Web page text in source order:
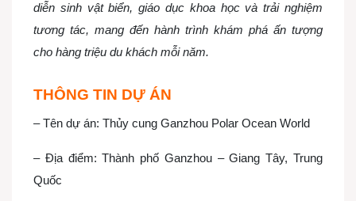
diễn sinh vật biển, giáo dục khoa học và trải nghiệm
tương tác, mang đến hành trình khám phá ấn tượng
cho hàng triệu du khách mỗi năm.
THÔNG TIN DỰ ÁN
– Tên dự án: Thủy cung Ganzhou Polar Ocean World
– Địa điểm: Thành phố Ganzhou – Giang Tây, Trung
Quốc